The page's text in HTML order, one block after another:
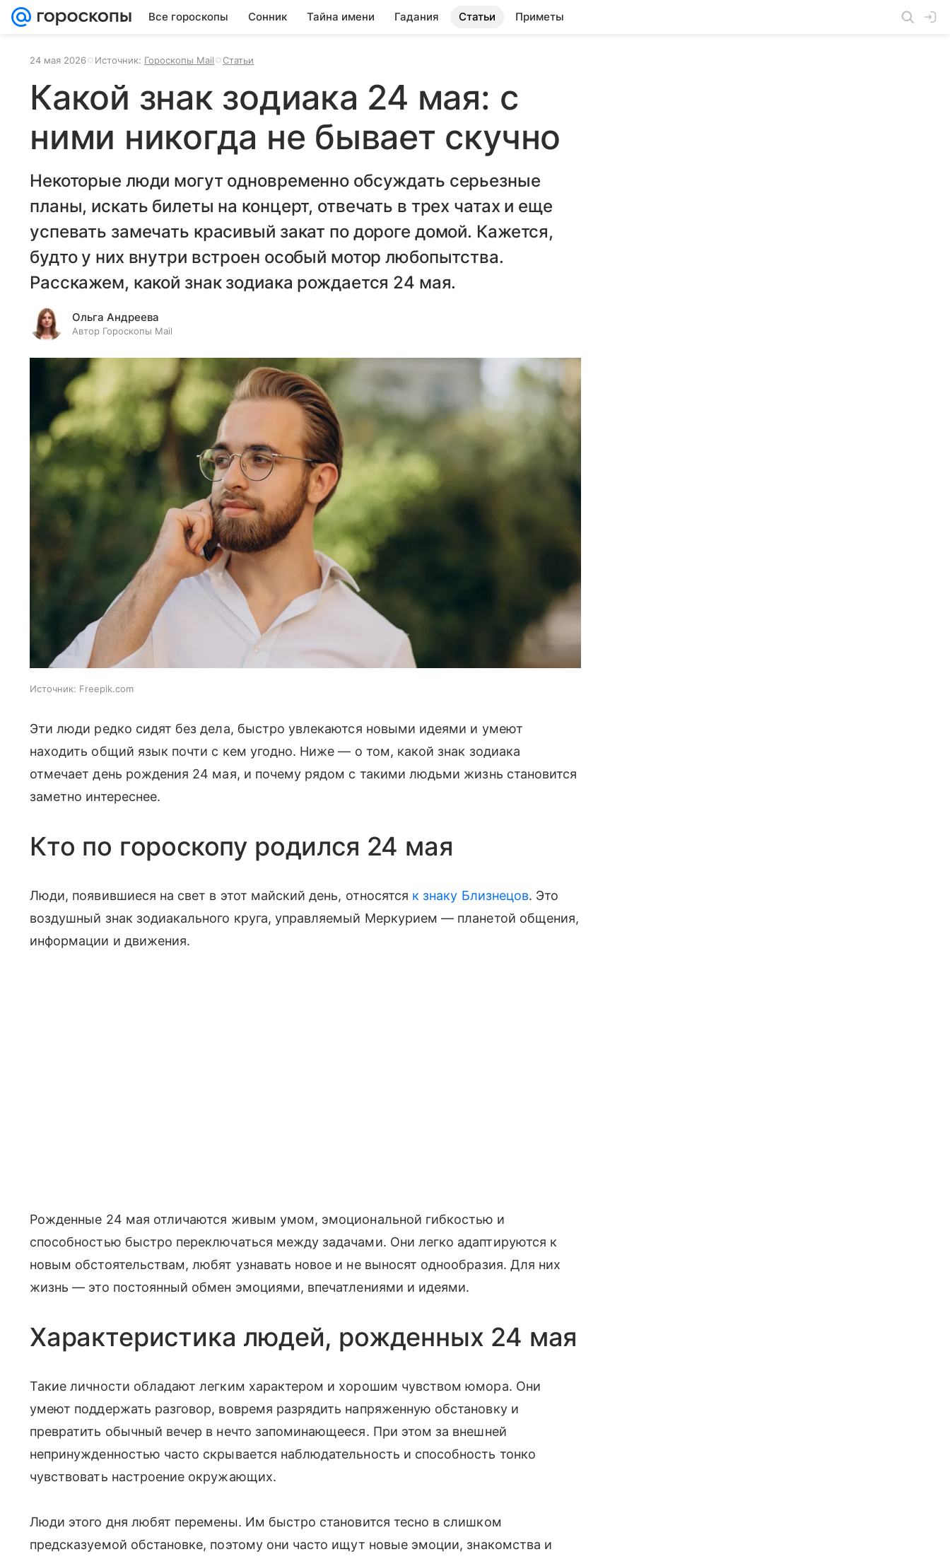
Все гороскопы Сонник Тайна имени Гадания Статьи Приметы
24 мая 2026 Источник: Гороскопы Mail Статьи
Какой знак зодиака 24 мая: с
ними никогда не бывает скучно
Некоторые люди могут одновременно обсуждать серьезные
планы, искать билеты на концерт, отвечать в трех чатах и еще
успевать замечать красивый закат по дороге домой. Кажется,
будто у них внутри встроен особый мотор любопытства.
Расскажем, какой знак зодиака рождается 24 мая.
Ольга Андреева
Автор Гороскопы Mail
Источник: Freepik.com
Эти люди редко сидят без дела, быстро увлекаются новыми идеями и умеют
находить общий язык почти с кем угодно. Ниже — о том, какой знак зодиака
отмечает день рождения 24 мая, и почему рядом с такими людьми жизнь становится
заметно интереснее.
Кто по гороскопу родился 24 мая
Люди, появившиеся на свет в этот майский день, относятся к знаку Близнецов. Это
воздушный знак зодиакального круга, управляемый Меркурием — планетой общения,
информации и движения.
Рожденные 24 мая отличаются живым умом, эмоциональной гибкостью и
способностью быстро переключаться между задачами. Они легко адаптируются к
новым обстоятельствам, любят узнавать новое и не выносят однообразия. Для них
жизнь — это постоянный обмен эмоциями, впечатлениями и идеями.
Характеристика людей, рожденных 24 мая
Такие личности обладают легким характером и хорошим чувством юмора. Они
умеют поддержать разговор, вовремя разрядить напряженную обстановку и
превратить обычный вечер в нечто запоминающееся. При этом за внешней
непринужденностью часто скрывается наблюдательность и способность тонко
чувствовать настроение окружающих.
Люди этого дня любят перемены. Им быстро становится тесно в слишком
предсказуемой обстановке, поэтому они часто ищут новые эмоции, знакомства и